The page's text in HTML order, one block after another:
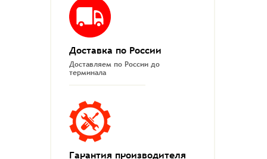
Доставка по России
Доставляем по России до
терминала
Гарантия производителя